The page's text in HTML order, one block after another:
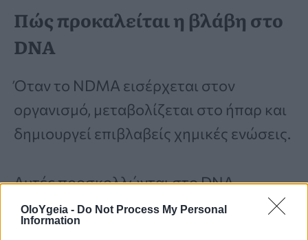
OloYgeia - Do Not Process My Personal
Information
Πώς προκαλείται η βλάβη στο
DNA
Όταν το NDMA εισέρχεται στον
οργανισμό, μεταβολίζεται στο ήπαρ και
δημιουργεί επιβλαβείς χημικές ενώσεις.
Αυτές προσκολλώνται στο DNA,
προκαλώντας βλάβες που μπορεί να
εξελιχθούν σε μεταλλάξεις.